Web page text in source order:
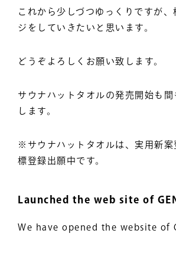
これから少しづつゆっくりですが、
ジをしていきたいと思います。
どうぞよろしくお願い致します。
サウナハットタオルの発売開始も間
します。
※サウナハットタオルは、実用新案
標登録出願中です。
Launched the web site of
We have opened the website of